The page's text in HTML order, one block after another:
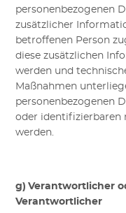
personenbezogenen
zusätzlicher
betroffenen Person
diese zusätzlichen
werden und
Maßnahmen
personenbezogenen
oder identifizierbaren
werden.
g) Verantwortlicher
Verantwortlicher